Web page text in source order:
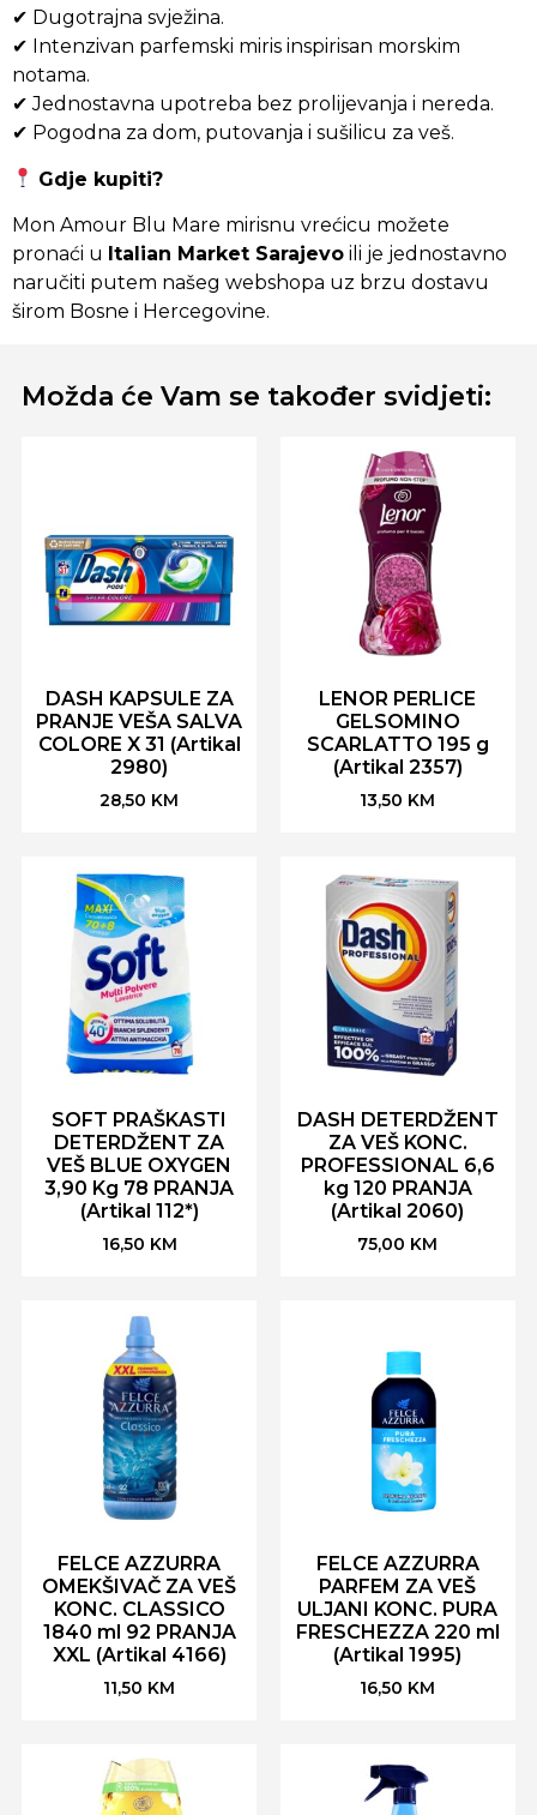
✔ Dugotrajna svježina.
✔ Intenzivan parfemski miris inspirisan morskim
notama.
✔ Jednostavna upotreba bez prolijevanja i nereda.
✔ Pogodna za dom, putovanja i sušilicu za veš.
Gdje kupiti?
Mon Amour Blu Mare mirisnu vrećicu možete
pronaći u Italian Market Sarajevo ili je jednostavno
naručiti putem našeg webshopa uz brzu dostavu
širom Bosne i Hercegovine.
Možda će Vam se također svidjeti:
DASH KAPSULE ZA
PRANJE VEŠA SALVA
COLORE X 31 (Artikal
2980)
28,50 KM
LENOR PERLICE
GELSOMINO
SCARLATTO 195 g
(Artikal 2357)
13,50 KM
SOFT PRAŠKASTI
DETERDŽENT ZA
VEŠ BLUE OXYGEN
3,90 Kg 78 PRANJA
(Artikal 112*)
16,50 KM
DASH DETERDŽENT
ZA VEŠ KONC.
PROFESSIONAL 6,6
kg 120 PRANJA
(Artikal 2060)
75,00 KM
FELCE AZZURRA
OMEKŠIVAČ ZA VEŠ
KONC. CLASSICO
1840 ml 92 PRANJA
XXL (Artikal 4166)
11,50 KM
FELCE AZZURRA
PARFEM ZA VEŠ
ULJANI KONC. PURA
FRESCHEZZA 220 ml
(Artikal 1995)
16,50 KM